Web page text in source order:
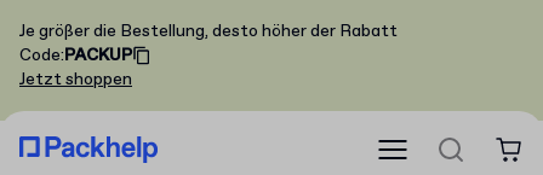
Je größer die Bestellung, desto höher der Rabatt
Code:PACKUP
Jetzt shoppen